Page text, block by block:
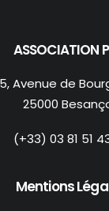
ASSOCIATION
5, Avenue de
25000
(+33) 03 81 51
Mentions